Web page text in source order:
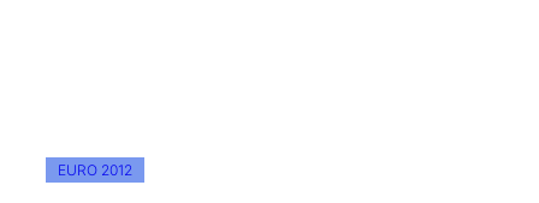
EURO 2012